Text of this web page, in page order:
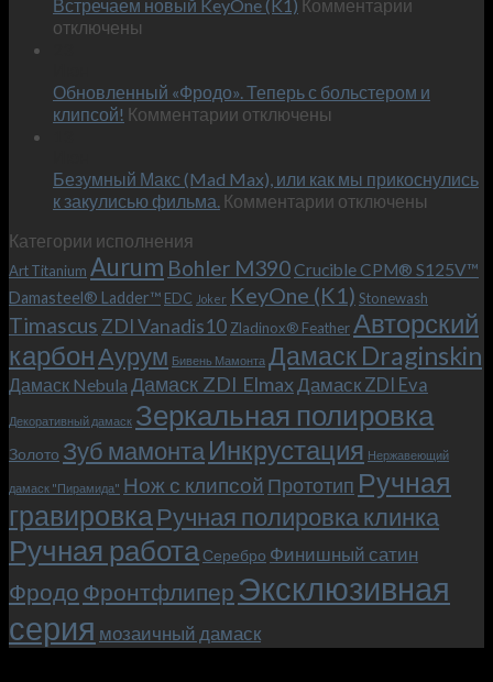
нож
–
и
Встречаем новый KeyOne (K1) Комментарии
KeyOne
отключены
Обновленный «Фродо». Теперь с больстером и
клипсой! Комментарии к
«Фродо».
Теперь
и
клипсой!
отключены
Безумный Макс (Mad Max), или как мы прикоснулись
к закулисью фильма. Комментарии к
Макс
(Mad
Max),
или
как
мы
прикоснулись
к
фильма.
отключены
Категории исполнения
Art Titanium Aurum Bohler M390Crucible CPM® S125V™
Damasteel® Ladder™ EDC Joker KeyOne (K1) Stonewash
Timascus ZDI Vanadis10 Zladinox® FeatherАвторский
карбонАурум Бивень Мамонта Дамаск Draginskin
Дамаск Nebula Дамаск ZDI ElmaxДамаск ZDI Eva
Декоративный дамаск Зеркальная полировка
Золото Зуб мамонтаИнкрустация Нержавеющий
дамаск "Пирамида" Нож с клипсой Прототип Ручная
гравировкаРучная полировка клинка
Ручная работа Серебро Финишный сатин
Фродо Фронтфлипер Эксклюзивная
серия мозаичный дамаск